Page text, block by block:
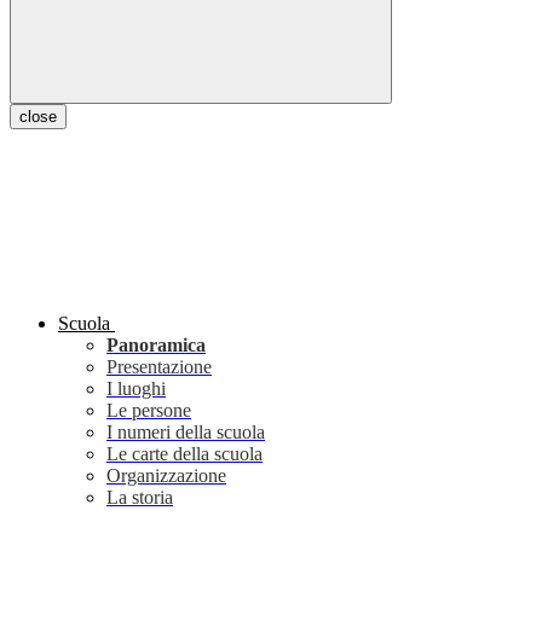
close
Scuola
Panoramica
Presentazione
I luoghi
Le persone
I numeri della scuola
Le carte della scuola
Organizzazione
La storia